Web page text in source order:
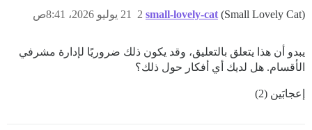
small-lovely-cat (Small Lovely Cat) 21 يوليو 2026، 8:41ص 2
يبدو أن هذا يتعلق بالتعليق، وقد يكون ذلك ضروريًا لإدارة مشرفي
الأقسام. هل لديك أي أفكار حول ذلك؟
إعجابَين (2)